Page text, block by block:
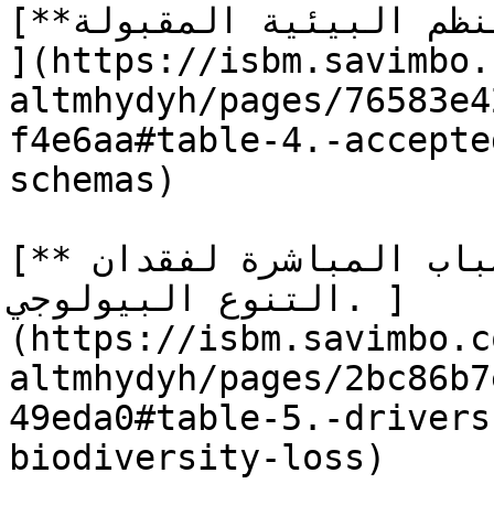
[**الجدول 4.** مخططات تصنيف النظم البيئية المقبولة
](https://
altmhydyh/pages/
f4e6aa#table-4.-
schemas)
[**الجدول 5.** المحركات والأسباب المباشرة لفقدان
التنوع البيولوجي. ]
(https://
altmhydyh/pages/
49eda0#table-5.-
biodiversity-loss)